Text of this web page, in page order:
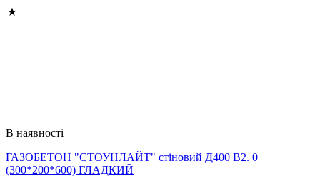
В наявності
ГАЗОБЕТОН "СТОУНЛАЙТ" стіновий Д400 В2. 0
(300*200*600) ГЛАДКИЙ